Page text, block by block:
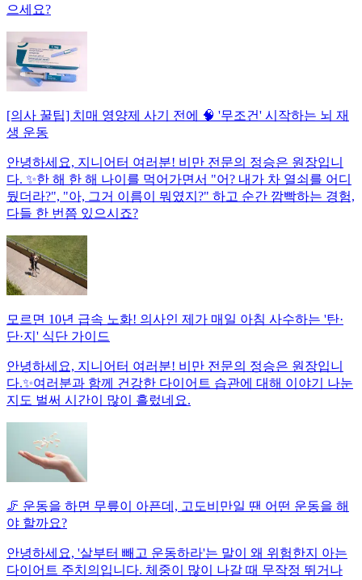
으세요?
[의사 꿀팁] 치매 영양제 사기 전에 🧠 '무조건' 시작하는 뇌 재
생 운동
안녕하세요, 지니어터 여러분! 비만 전문의 정승은 원장입니
다. ✨한 해 한 해 나이를 먹어가면서 "어? 내가 차 열쇠를 어디
뒀더라?", "아, 그거 이름이 뭐였지?" 하고 순간 깜빡하는 경험,
다들 한 번쯤 있으시죠?
모르면 10년 급속 노화! 의사인 제가 매일 아침 사수하는 '탄·
단·지' 식단 가이드
안녕하세요, 지니어터 여러분! 비만 전문의 정승은 원장입니
다.✨여러분과 함께 건강한 다이어트 습관에 대해 이야기 나눈
지도 벌써 시간이 많이 흘렀네요.
🦵 운동을 하면 무릎이 아픈데, 고도비만일 땐 어떤 운동을 해
야 할까요?
안녕하세요, '살부터 빼고 운동하라'는 말이 왜 위험한지 아는
다이어트 주치의입니다. 체중이 많이 나갈 때 무작정 뛰거나